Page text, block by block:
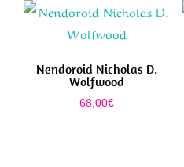
Nendoroid Nicholas D.
Wolfwood
68,00€